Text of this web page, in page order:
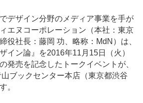
デザイン分野のメディア事業を手が
エヌコーポレーション（本社：東京
役社長：藤岡 功、略称：MdN）は、
イン論』を2016年11月15日（火）
発売を記念したトークイベントが、
ブックセンター本店（東京都渋谷
。